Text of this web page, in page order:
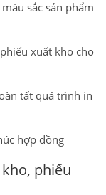
sắc sản phẩm
xuất kho cho
tất quá trình in
hợp đồng
phiếu